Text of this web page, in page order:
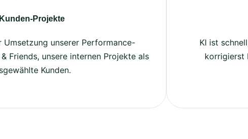
Projekte
unserer Performance-
Friends, unsere internen Projekte als
Kunden.
KI ist
korrigierst